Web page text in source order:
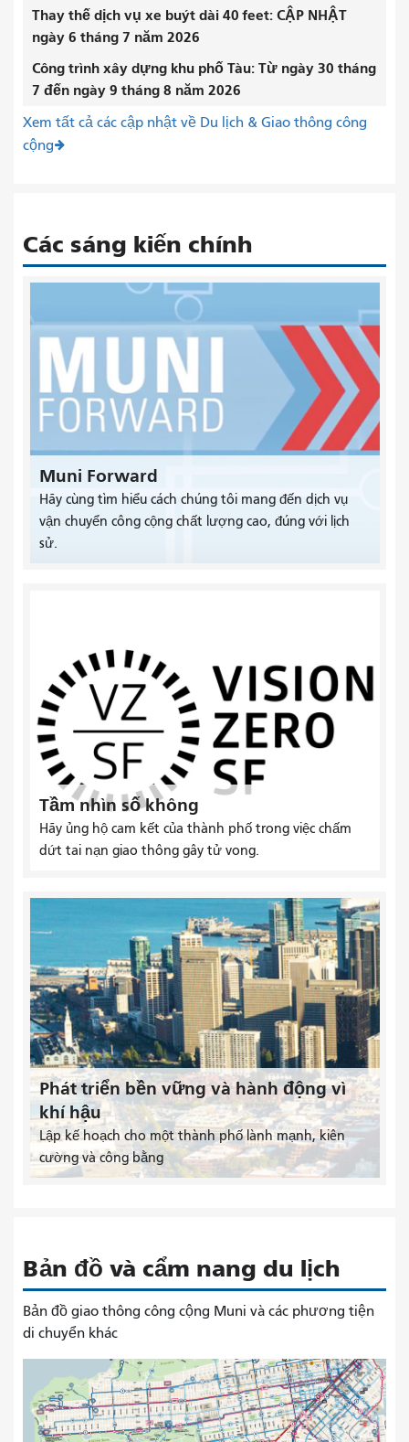
Thay thế dịch vụ xe buýt dài 40 feet: CẬP NHẬT
ngày 6 tháng 7 năm 2026
Công trình xây dựng khu phố Tàu: Từ ngày 30 tháng
7 đến ngày 9 tháng 8 năm 2026
Xem tất cả các cập nhật về Du lịch & Giao thông công
cộng
Các sáng kiến ​​chính
Muni Forward
Hãy cùng tìm hiểu cách chúng tôi mang đến dịch vụ
vận chuyển công cộng chất lượng cao, đúng với lịch
sử.
Tầm nhìn số không
Hãy ủng hộ cam kết của thành phố trong việc chấm
dứt tai nạn giao thông gây tử vong.
Phát triển bền vững và hành động vì
khí hậu
Lập kế hoạch cho một thành phố lành mạnh, kiên
cường và công bằng
Bản đồ và cẩm nang du lịch
Bản đồ giao thông công cộng Muni và các phương tiện
di chuyển khác